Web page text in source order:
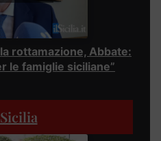
rottamazione, Abbate:
le famiglie siciliane”